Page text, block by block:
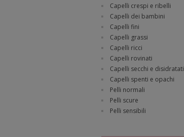
Capelli crespi e ribelli
Capelli dei bambini
Capelli fini
Capelli grassi
Capelli ricci
Capelli rovinati
Capelli secchi e disidratati
Capelli spenti e opachi
Pelli normali
Pelli scure
Pelli sensibili